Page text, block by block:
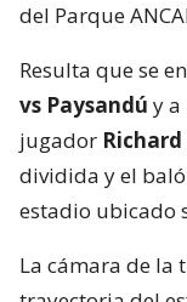
del Parque
Resulta que se
vs Paysandú y a
jugador
dividida y el
estadio ubicado
La cámara de la